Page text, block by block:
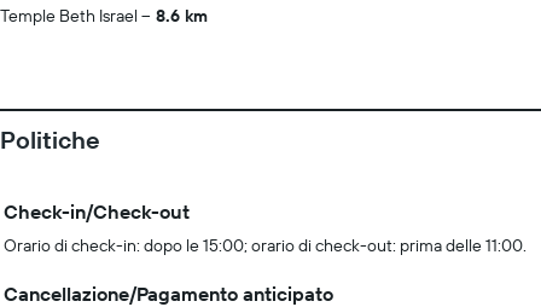
Temple Beth Israel
8.6 km
Politiche
Check-in/Check-out
Orario di check-in: dopo le 15:00; orario di check-out: prima delle 11:00.
Cancellazione/Pagamento anticipato